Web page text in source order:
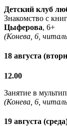
Детский клуб
Знакомство с
Цыферова, 6+
(Конева, 6,
18 августа
12.00
Занятие в
(Конева, 6,
19 августа